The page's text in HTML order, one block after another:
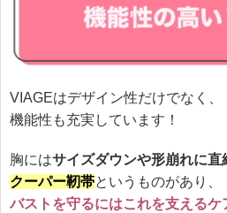
VIAGEはデザイン性だけでなく、
機能性も充実しています！
胸にはサイズダウンや形崩れに直
クーパー靭帯というものがあり、
バストを守るにはこれを支えるケ